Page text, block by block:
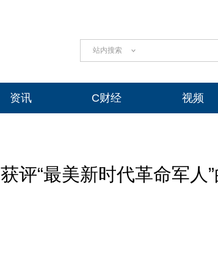
站内搜索
资讯 C财经 视频
获评“最美新时代革命军人